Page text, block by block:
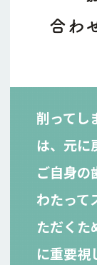
合わ
削ってし
は、元に
ご自身の
わたって
ただくた
に重要視